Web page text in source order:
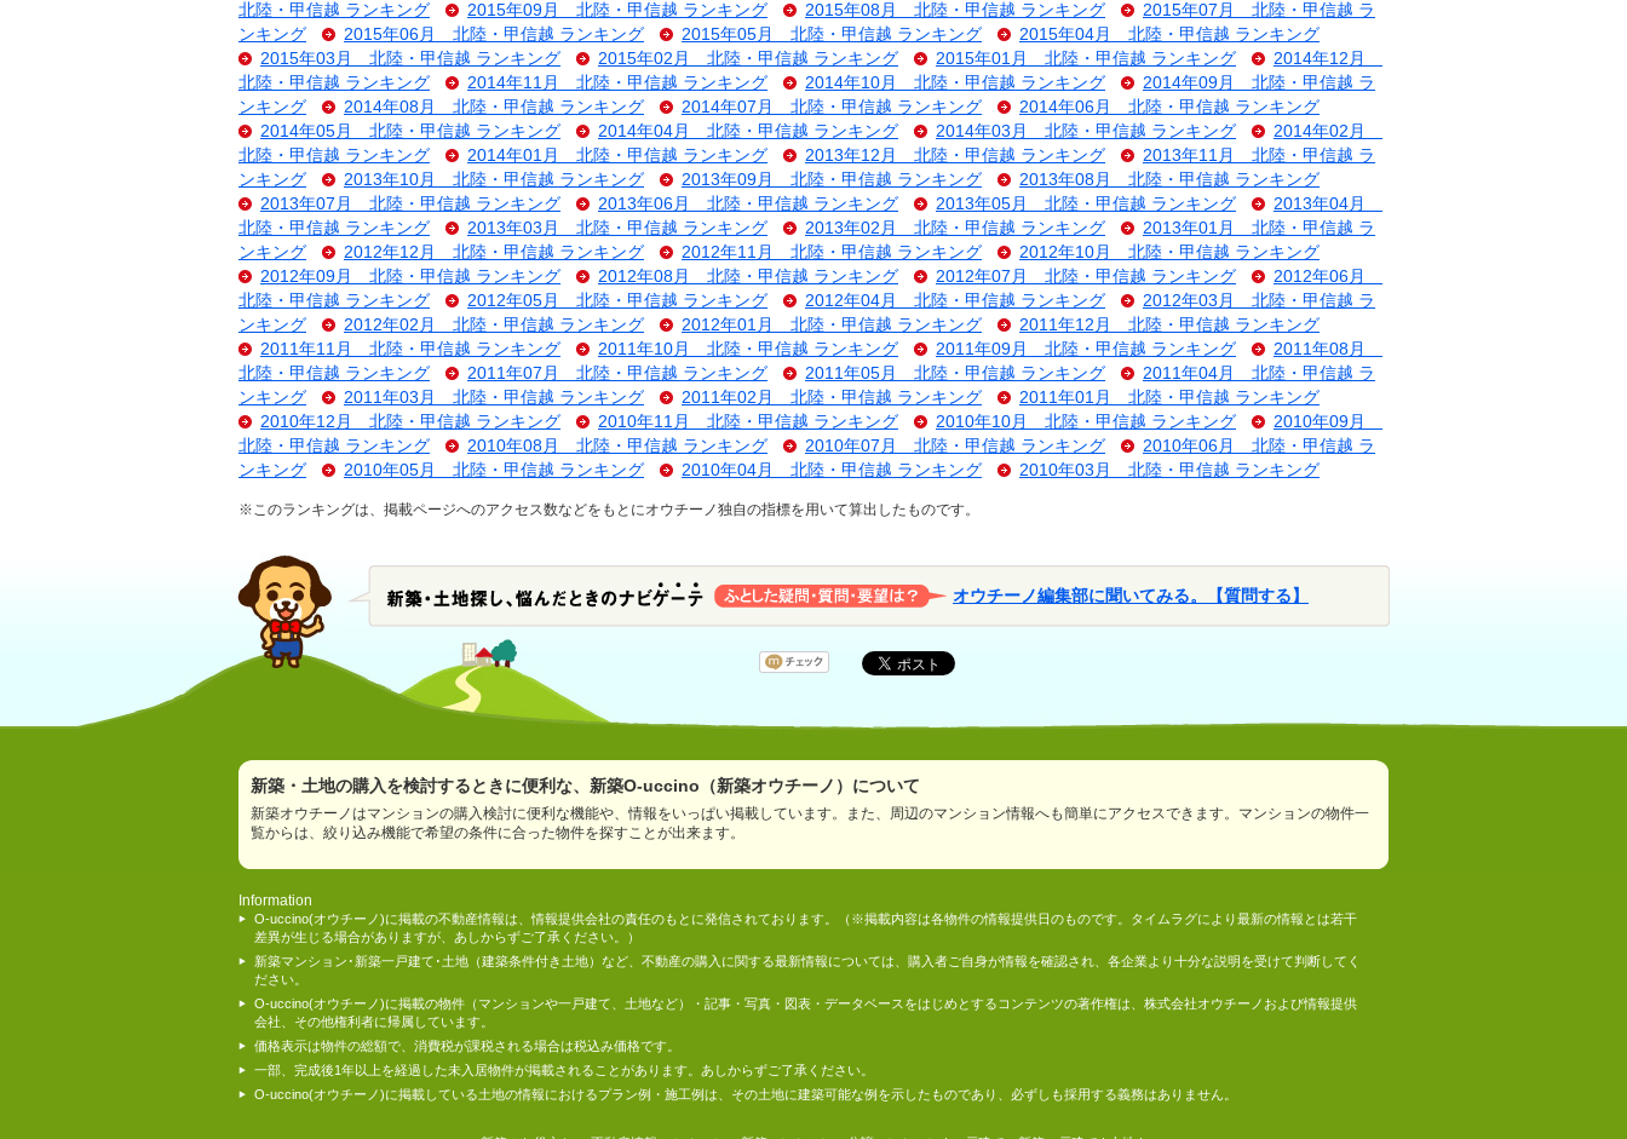
北陸・甲信越 ランキング
2015年09月 北陸・甲信越 ランキング 2015年08月 北陸・甲信越 ランキング
2015年07月 北陸・甲信越 ラ
ンキング
2015年06月 北陸・甲信越 ランキング 2015年05月 北陸・甲信越 ランキング
2015年04月 北陸・甲信越 ランキング
2015年03月 北陸・甲信越 ランキング
2015年02月 北陸・甲信越 ランキング 2015年01月 北陸・甲信越 ランキング
2014年12月
北陸・甲信越 ランキング
2014年11月 北陸・甲信越 ランキング 2014年10月 北陸・甲信越 ランキング
2014年09月 北陸・甲信越 ラ
ンキング
2014年08月 北陸・甲信越 ランキング 2014年07月 北陸・甲信越 ランキング
2014年06月 北陸・甲信越 ランキング
2014年05月 北陸・甲信越 ランキング
2014年04月 北陸・甲信越 ランキング 2014年03月 北陸・甲信越 ランキング
2014年02月
北陸・甲信越 ランキング
2014年01月 北陸・甲信越 ランキング 2013年12月 北陸・甲信越 ランキング
2013年11月 北陸・甲信越 ラ
ンキング
2013年10月 北陸・甲信越 ランキング 2013年09月 北陸・甲信越 ランキング
2013年08月 北陸・甲信越 ランキング
2013年07月 北陸・甲信越 ランキング
2013年06月 北陸・甲信越 ランキング 2013年05月 北陸・甲信越 ランキング
2013年04月
北陸・甲信越 ランキング
2013年03月 北陸・甲信越 ランキング 2013年02月 北陸・甲信越 ランキング
2013年01月 北陸・甲信越 ラ
ンキング
2012年12月 北陸・甲信越 ランキング 2012年11月 北陸・甲信越 ランキング
2012年10月 北陸・甲信越 ランキング
2012年09月 北陸・甲信越 ランキング
2012年08月 北陸・甲信越 ランキング 2012年07月 北陸・甲信越 ランキング
2012年06月
北陸・甲信越 ランキング
2012年05月 北陸・甲信越 ランキング 2012年04月 北陸・甲信越 ランキング
2012年03月 北陸・甲信越 ラ
ンキング
2012年02月 北陸・甲信越 ランキング 2012年01月 北陸・甲信越 ランキング
2011年12月 北陸・甲信越 ランキング
2011年11月 北陸・甲信越 ランキング
2011年10月 北陸・甲信越 ランキング 2011年09月 北陸・甲信越 ランキング
2011年08月
北陸・甲信越 ランキング
2011年07月 北陸・甲信越 ランキング 2011年05月 北陸・甲信越 ランキング
2011年04月 北陸・甲信越 ラ
ンキング
2011年03月 北陸・甲信越 ランキング 2011年02月 北陸・甲信越 ランキング
2011年01月 北陸・甲信越 ランキング
2010年12月 北陸・甲信越 ランキング
2010年11月 北陸・甲信越 ランキング 2010年10月 北陸・甲信越 ランキング
2010年09月
北陸・甲信越 ランキング
2010年08月 北陸・甲信越 ランキング 2010年07月 北陸・甲信越 ランキング
2010年06月 北陸・甲信越 ラ
ンキング
2010年05月 北陸・甲信越 ランキング 2010年04月 北陸・甲信越 ランキング 2010年03月 北陸・甲信越 ランキング
※このランキングは、掲載ページへのアクセス数などをもとにオウチーノ独自の指標を用いて算出したものです。
オウチーノ編集部に聞いてみる。【質問する】
新築・土地の購入を検討するときに便利な、新築O-uccino（新築オウチーノ）について
新築オウチーノはマンションの購入検討に便利な機能や、情報をいっぱい掲載しています。また、周辺のマンション情報へも簡単にアクセスできます。マンションの物件一
覧からは、絞り込み機能で希望の条件に合った物件を探すことが出来ます。
Information
O-uccino(オウチーノ)に掲載の不動産情報は、情報提供会社の責任のもとに発信されております。（※掲載内容は各物件の情報提供日のものです。タイムラグにより最新の情報とは若干
差異が生じる場合がありますが、あしからずご了承ください。）
新築マンション･新築一戸建て･土地（建築条件付き土地）など、不動産の購入に関する最新情報については、購入者ご自身が情報を確認され、各企業より十分な説明を受けて判断してく
ださい。
O-uccino(オウチーノ)に掲載の物件（マンションや一戸建て、土地など）・記事・写真・図表・データベースをはじめとするコンテンツの著作権は、株式会社オウチーノおよび情報提供
会社、その他権利者に帰属しています。
価格表示は物件の総額で、消費税が課税される場合は税込み価格です。
一部、完成後1年以上を経過した未入居物件が掲載されることがあります。あしからずご了承ください。
O-uccino(オウチーノ)に掲載している土地の情報におけるプラン例・施工例は、その土地に建築可能な例を示したものであり、必ずしも採用する義務はありません。